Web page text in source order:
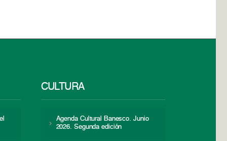
CULTURA
Agenda Cultural Banesco. Junio
2026. Segunda edición